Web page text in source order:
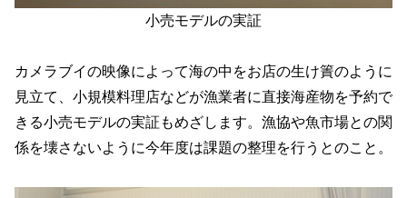
小売モデルの実証
カメラブイの映像によって海の中をお店の生け簀のように
見立て、小規模料理店などが漁業者に直接海産物を予約で
きる小売モデルの実証もめざします。漁協や魚市場との関
係を壊さないように今年度は課題の整理を行うとのこと。